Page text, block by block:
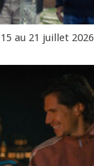
au 21 juillet 2026